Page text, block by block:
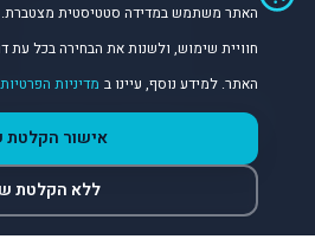
©
פלטפורמת נתונים ובינה מלאכותית
האתר משתמש במדידה סטטיסטית מצטברת.
חוויית שימוש, ולשנות את הבחירה בכל עת
האתר. למידע נוסף, עיינו ב מדיניות הפרטיות
אישור הקלטת
ללא הקלטת